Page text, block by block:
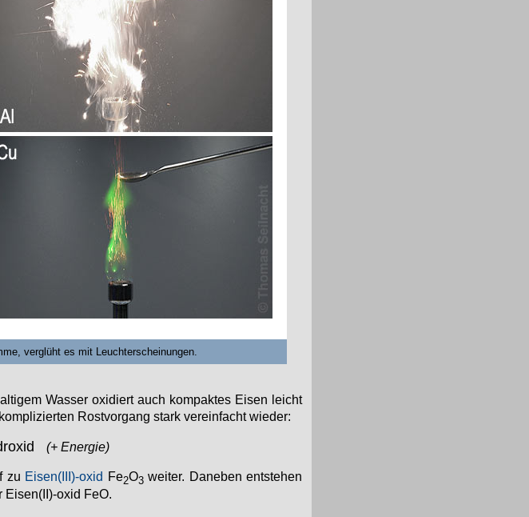
verglüht es mit Leuchterscheinungen.
Wasser oxidiert auch kompaktes Eisen leicht
Rostvorgang stark vereinfacht wieder:
(+ Energie)
zu Eisen(III)-oxid Fe2O3 weiter. Daneben entstehen
Eisen(II)-oxid FeO.